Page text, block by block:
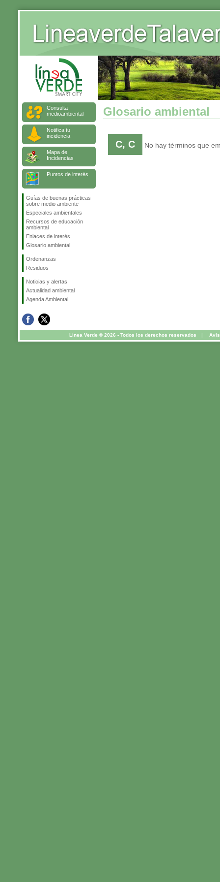
Consulta
medioambiental
Notifica tu
incidencia
Mapa de
Incidencias
Puntos de interés
Guías de buenas prácticas
sobre medio ambiente
Especiales ambientales
Recursos de educación
ambiental
Enlaces de interés
Glosario ambiental
Ordenanzas
Residuos
Noticias y alertas
Actualidad ambiental
Agenda Ambiental
Glosario ambiental
C, C No hay términos que
Línea Verde ® 2026 - Todos los derechos reservados |